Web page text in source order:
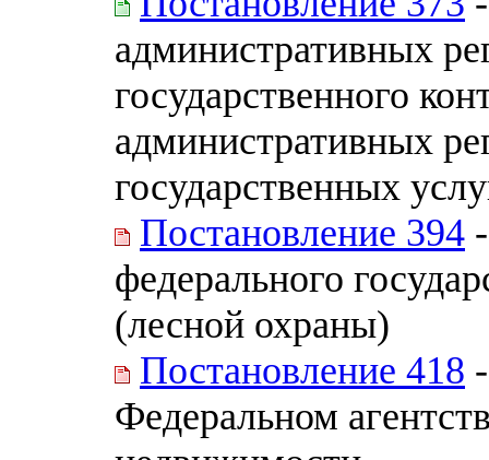
административных
государственного
административных
государственных
Постановление 394
федерального
(лесной охраны)
Постановление 418
Федеральном